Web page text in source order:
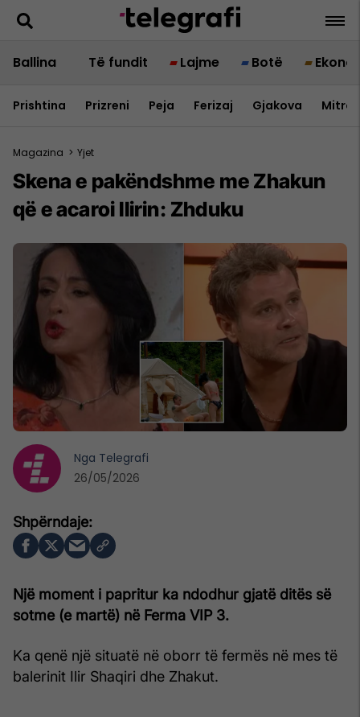
Ballina Të fundit Lajme Botë
Prishtina Prizreni Peja Ferizaj Gjakova
Magazina > Yjet
Skena e pakëndshme me Zhakun
që e acaroi Ilirin: Zhduku
Një moment i papritur ka ndodhur gjatë ditës së
sotme (e martë) në Ferma VIP 3.
Ka qenë një situatë në oborr të fermës në mes të
balerinit Ilir Shaqiri dhe Zhakut.
Nga Telegrafi
26/05/2026